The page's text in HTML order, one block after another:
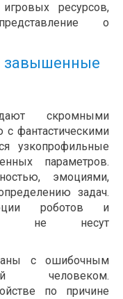
ресурсов,
о
завышенные
скромными
с фантастическими
узкопрофильные
параметров.
эмоциями,
задач.
роботов и
не несут
с ошибочным
человеком.
по причине